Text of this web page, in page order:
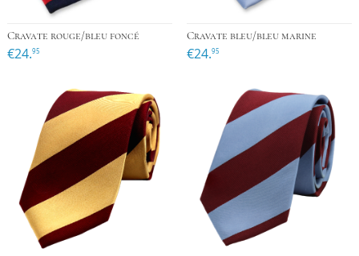
Cravate rouge/bleu foncé
€24.95
Cravate bleu/bleu marine
€24.95